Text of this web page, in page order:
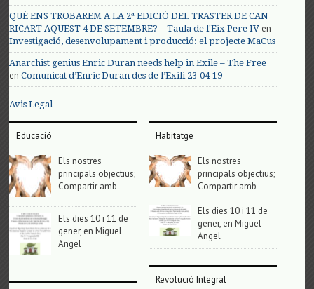
QUÈ ENS TROBAREM A LA 2ª EDICIÓ DEL TRASTER DE CAN
RICART AQUEST 4 DE SETEMBRE? – Taula de l'Eix Pere IV en
Investigació, desenvolupament i producció: el projecte MaCus
Anarchist genius Enric Duran needs help in Exile – The Free
enComunicat d’Enric Duran des de l’Exili 23-04-19
Avis Legal
Educació
Els nostres
principals objectius;
Compartir amb
Els dies 10 i 11 de
gener, en Miguel
Angel
Habitatge
Els nostres
principals objectius;
Compartir amb
Els dies 10 i 11 de
gener, en Miguel
Angel
Revolució Integral